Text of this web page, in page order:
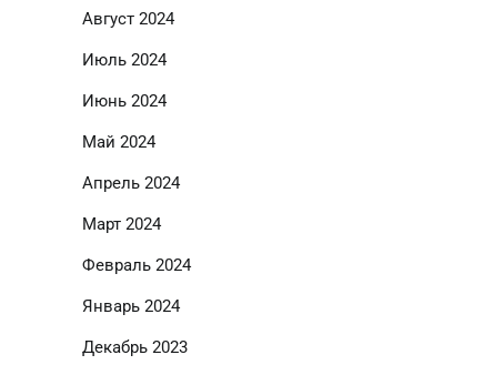
Август 2024
Июль 2024
Июнь 2024
Май 2024
Апрель 2024
Март 2024
Февраль 2024
Январь 2024
Декабрь 2023